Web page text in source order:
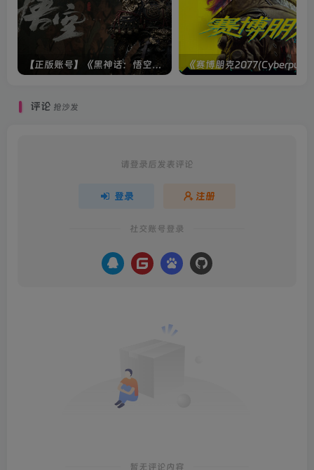
【正版账号】《黑神话：悟空(BLACK MYTH WU KONG)》
评论 抢沙发
请登录后发表评论
登录 注册
社交账号登录
暂无评论内容